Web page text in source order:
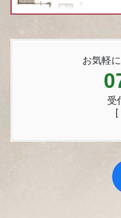
お気軽
受
[